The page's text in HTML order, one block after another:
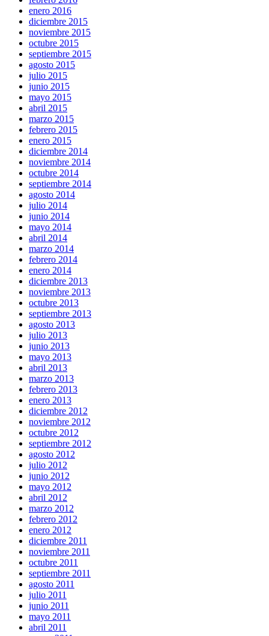
enero 2016
diciembre 2015
noviembre 2015
octubre 2015
septiembre 2015
agosto 2015
julio 2015
junio 2015
mayo 2015
abril 2015
marzo 2015
febrero 2015
enero 2015
diciembre 2014
noviembre 2014
octubre 2014
septiembre 2014
agosto 2014
julio 2014
junio 2014
mayo 2014
abril 2014
marzo 2014
febrero 2014
enero 2014
diciembre 2013
noviembre 2013
octubre 2013
septiembre 2013
agosto 2013
julio 2013
junio 2013
mayo 2013
abril 2013
marzo 2013
febrero 2013
enero 2013
diciembre 2012
noviembre 2012
octubre 2012
septiembre 2012
agosto 2012
julio 2012
junio 2012
mayo 2012
abril 2012
marzo 2012
febrero 2012
enero 2012
diciembre 2011
noviembre 2011
octubre 2011
septiembre 2011
agosto 2011
julio 2011
junio 2011
mayo 2011
abril 2011